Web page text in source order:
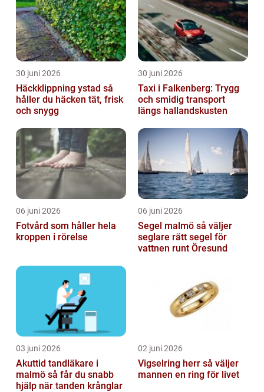
30 juni 2026
Häckklippning ystad så
håller du häcken tät, frisk
och snygg
30 juni 2026
Taxi i Falkenberg: Trygg
och smidig transport
längs hallandskusten
06 juni 2026
Fotvård som håller hela
kroppen i rörelse
06 juni 2026
Segel malmö så väljer
seglare rätt segel för
vattnen runt Öresund
03 juni 2026
Akuttid tandläkare i
malmö så får du snabb
hjälp när tanden krånglar
02 juni 2026
Vigselring herr så väljer
mannen en ring för livet